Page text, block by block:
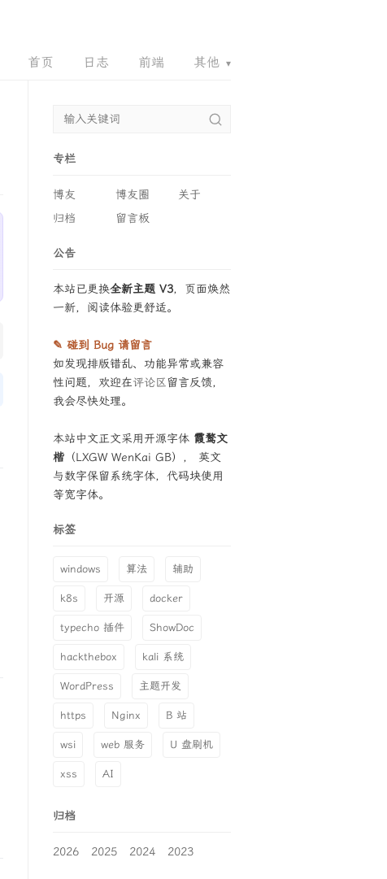
首页 日志 前端 其他 ▾
专栏
博友 博友圈
关于
归档
留言板
公告
本站已更换全新主题 V3，页面焕然
一新，阅读体验更舒适。
✎ 碰到 Bug 请留言
如发现排版错乱、功能异常或兼容
性问题，欢迎在评论区留言反馈，
我会尽快处理。
本站中文正文采用开源字体 霞鹜文
楷 （LXGW WenKai GB）， 英文
与数字保留系统字体，代码块使用
等宽字体。
标签
windows 算法 辅助
k8s 开源 docker
typecho 插件 ShowDoc
hackthebox kali 系统
WordPress 主题开发
https Nginx B 站
wsi web 服务 U 盘刷机
xss AI
归档
2026 2025 2024 2023